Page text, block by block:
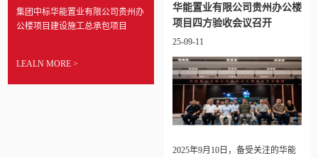
集团中标华能置业有限公司贵州办
公楼项目建设施工总承包项目
LEALN MORE >
华能置业有限公司贵州办公楼
项目四方验收会议召开
25-09-11
2025年9月10日，备受关注的华能